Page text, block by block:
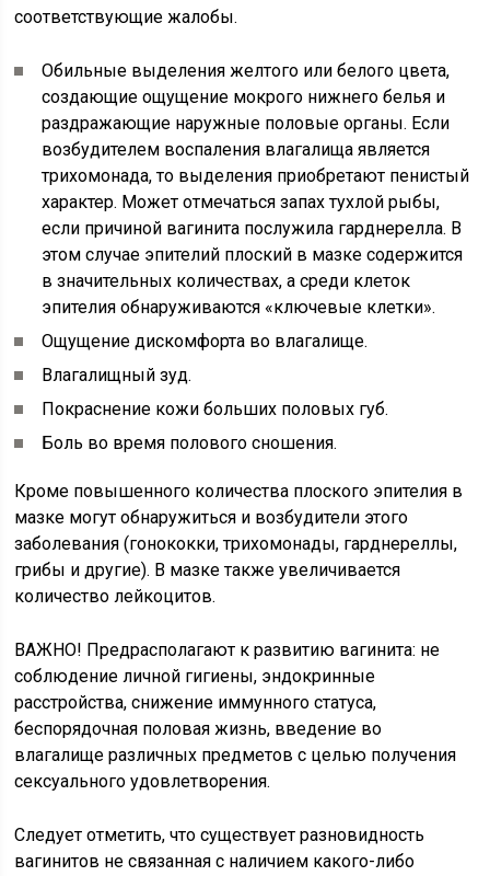
соответствующие жалобы.
Обильные выделения желтого или белого цвета,
создающие ощущение мокрого нижнего белья и
раздражающие наружные половые органы. Если
возбудителем воспаления влагалища является
трихомонада, то выделения приобретают пенистый
характер. Может отмечаться запах тухлой рыбы,
если причиной вагинита послужила гарднерелла. В
этом случае эпителий плоский в мазке содержится
в значительных количествах, а среди клеток
эпителия обнаруживаются «ключевые клетки».
Ощущение дискомфорта во влагалище.
Влагалищный зуд.
Покраснение кожи больших половых губ.
Боль во время полового сношения.
Кроме повышенного количества плоского эпителия в
мазке могут обнаружиться и возбудители этого
заболевания (гонококки, трихомонады, гарднереллы,
грибы и другие). В мазке также увеличивается
количество лейкоцитов.
ВАЖНО! Предрасполагают к развитию вагинита: не
соблюдение личной гигиены, эндокринные
расстройства, снижение иммунного статуса,
беспорядочная половая жизнь, введение во
влагалище различных предметов с целью получения
сексуального удовлетворения.
Следует отметить, что существует разновидность
вагинитов не связанная с наличием какого-либо